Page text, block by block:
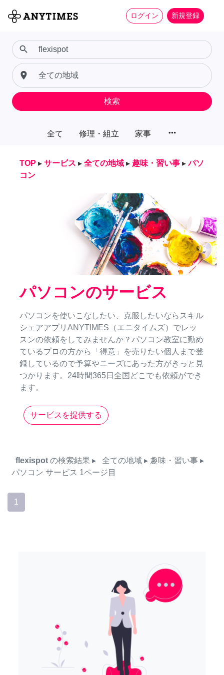
ログイン 新規登録
全て 修理・組立 家事 more_horiz
search
place
検索
TOP ▸ サービス ▸ 全ての地域 ▸ 趣味・習い事 ▸ パソ
コン
パソコンのサービス
パソコンを使いこなしたい、克服したいならスキル
シェアアプリANYTIMES（エニタイムズ）でレッ
スンの依頼をしてみませんか？パソコン教室に勤め
ているプロの方から「得意」を売りたい個人まで登
録しているので予算やニーズにあった方がきっと見
つかります。24時間365日全国どこでも依頼ができ
ます。
サービスを提供する
flexispot の検索結果 ▸ 全ての地域 ▸ 趣味・習い事 ▸
パソコン サービス 1ページ目
1